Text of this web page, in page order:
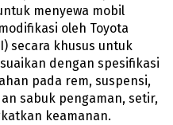
menyewa mobil
oleh Toyota
secara khusus untuk
dengan spesifikasi
pada rem, suspensi,
sabuk pengaman, setir,
keamanan.